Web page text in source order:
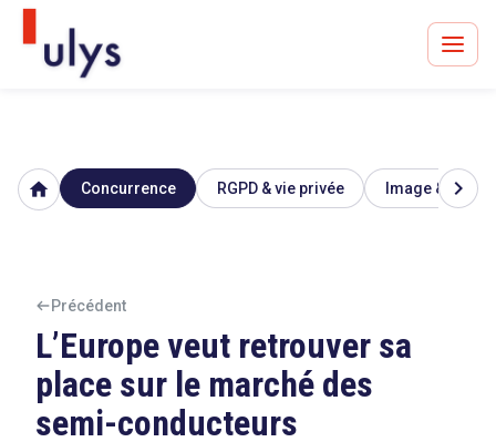
Avocats à Paris & Bruxelles
Un procès en vue ?
home Concurrence RGPD & vie privée Image & chevron_right
Précédent
L’Europe veut retrouver sa
place sur le marché des
semi-conducteurs